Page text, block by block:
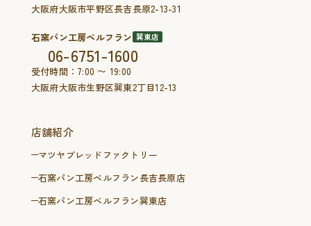
大阪府大阪市平野区長吉長原2-13-31
石窯パン工房ベルフラン 巽東店
06-6751-1600
受付時間：7:00 〜 19:00
大阪府大阪市生野区巽東2丁目12-13
店舗紹介
マツヤブレッドファクトリー
石窯パン工房ベルフラン長吉長原店
石窯パン工房ベルフラン巽東店